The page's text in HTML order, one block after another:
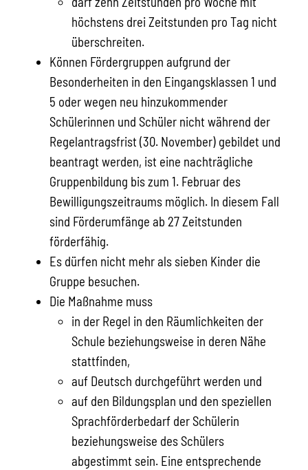
höchstens drei Zeitstunden pro Tag nicht
überschreiten.
Können Fördergruppen aufgrund der
Besonderheiten in den Eingangsklassen 1 und
5 oder wegen neu hinzukommender
Schülerinnen und Schüler nicht während der
Regelantragsfrist (30. November) gebildet und
beantragt werden, ist eine nachträgliche
Gruppenbildung bis zum 1. Februar des
Bewilligungszeitraums möglich. In diesem Fall
sind Förderumfänge ab 27 Zeitstunden
förderfähig.
Es dürfen nicht mehr als sieben Kinder die
Gruppe besuchen.
Die Maßnahme muss
in der Regel in den Räumlichkeiten der
Schule beziehungsweise in deren Nähe
stattfinden,
auf Deutsch durchgeführt werden und
auf den Bildungsplan und den speziellen
Sprachförderbedarf der Schülerin
beziehungsweise des Schülers
abgestimmt sein. Eine entsprechende